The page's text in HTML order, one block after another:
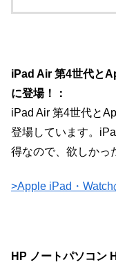
iPad Air 第4世代と
に登場！：
iPad Air 第4世代と
登場しています。
得なので、欲しかっ
>Apple iPad・
HP ノートパソコン